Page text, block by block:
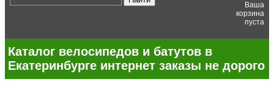
Ваша
корзина
пуста
Каталог велосипедов и батутов в
Екатеринбурге интернет заказы не дорого